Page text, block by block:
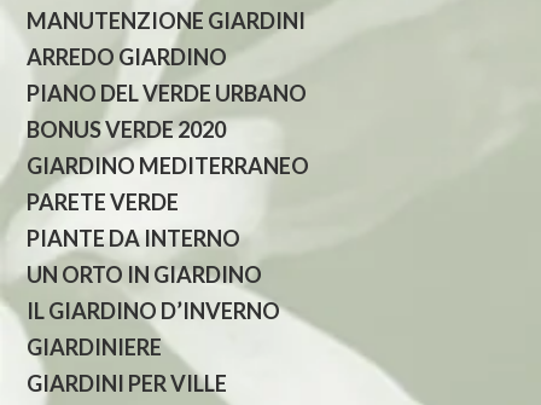
MANUTENZIONE GIARDINI
ARREDO GIARDINO
PIANO DEL VERDE URBANO
BONUS VERDE 2020
GIARDINO MEDITERRANEO
PARETE VERDE
PIANTE DA INTERNO
UN ORTO IN GIARDINO
IL GIARDINO D’INVERNO
GIARDINIERE
GIARDINI PER VILLE